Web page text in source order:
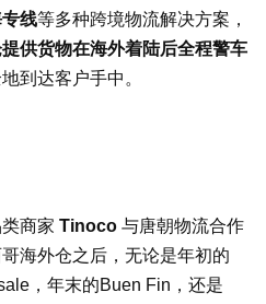
线等多种跨境物流解决方案，
供货物在海外着陆后全程警车
到达客户手中。
商家 Tinoco 与唐朝物流合作
海外仓之后，无论是年初的
，年末的Buen Fin，还是